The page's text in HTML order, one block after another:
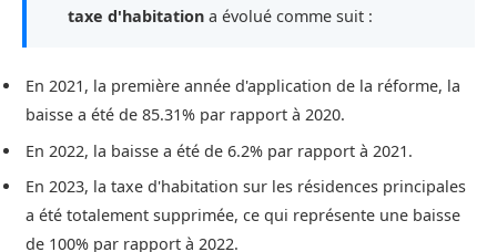
taxe d'habitation a évolué comme suit :
En 2021, la première année d'application de la réforme, la
baisse a été de 85.31% par rapport à 2020.
En 2022, la baisse a été de 6.2% par rapport à 2021.
En 2023, la taxe d'habitation sur les résidences principales
a été totalement supprimée, ce qui représente une baisse
de 100% par rapport à 2022.